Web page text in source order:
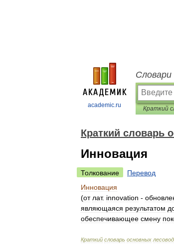
academic.ru
Словари
Краткий словарь
Инновация
Толкование
Перевод
Инновация
(от лат. innovation -
являющаяся результатом
обеспечивающее смену
Краткий словарь основных